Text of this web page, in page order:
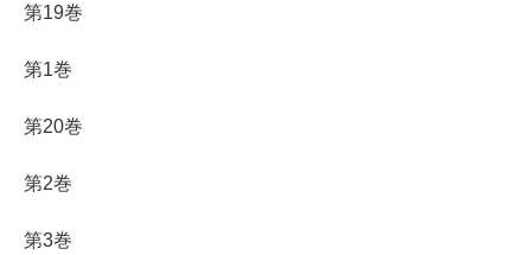
第19巻
第1巻
第20巻
第2巻
第3巻